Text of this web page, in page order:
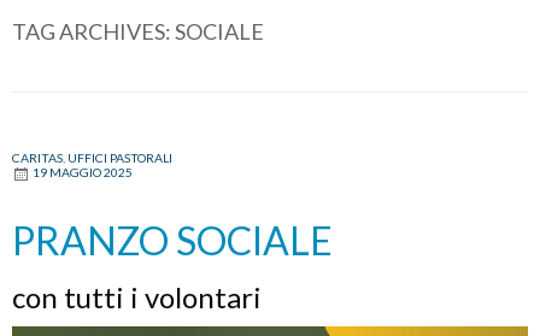
TAG ARCHIVES:SOCIALE
CARITAS UFFICI PASTORALI
19 MAGGIO 2025
PRANZO SOCIALE
con tutti i volontari